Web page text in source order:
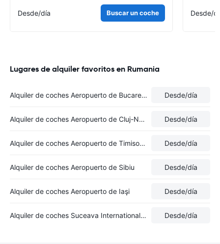
Desde/día Buscar un coche Desde/
Lugares de alquiler favoritos en Rumania
Alquiler de coches Aeropuerto de Bucarest-Otopeni Desde/día
Alquiler de coches Aeropuerto de Cluj-Napoca Desde/día
Alquiler de coches Aeropuerto de Timisoara Desde/día
Alquiler de coches Aeropuerto de Sibiu Desde/día
Alquiler de coches Aeropuerto de Iaşi Desde/día
Alquiler de coches Suceava International AirportOrașul Salcea Desde/día